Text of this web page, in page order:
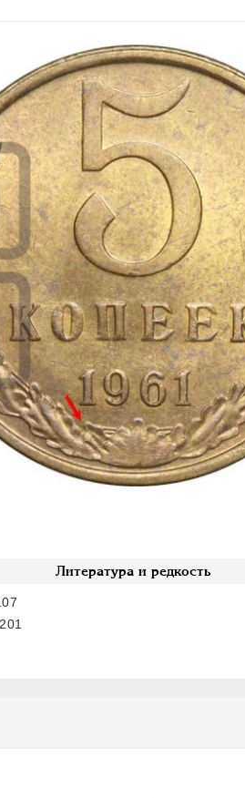
Литература и редкость
201